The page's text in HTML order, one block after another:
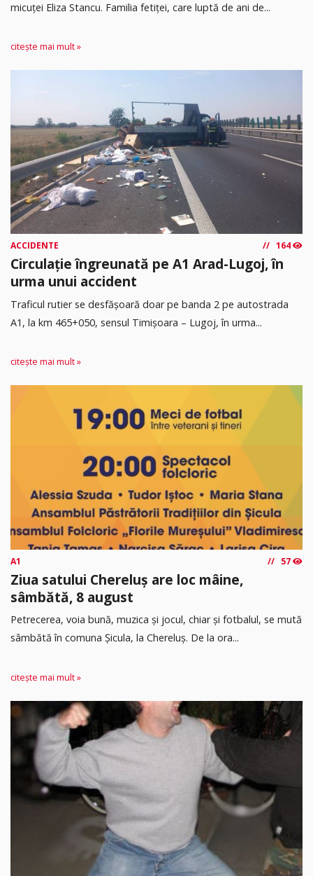
micuței Eliza Stancu. Familia fetiței, care luptă de ani de...
citește mai mult »
ACCIDENTE 164
Circulație îngreunată pe A1 Arad-Lugoj, în
urma unui accident
Traficul rutier se desfășoară doar pe banda 2 pe autostrada
A1, la km 465+050, sensul Timişoara – Lugoj, în urma...
citește mai mult »
A1 57
Ziua satului Chereluș are loc mâine,
sâmbătă, 8 august
Petrecerea, voia bună, muzica și jocul, chiar și fotbalul, se mută
sâmbătă în comuna Șicula, la Chereluș. De la ora...
citește mai mult »